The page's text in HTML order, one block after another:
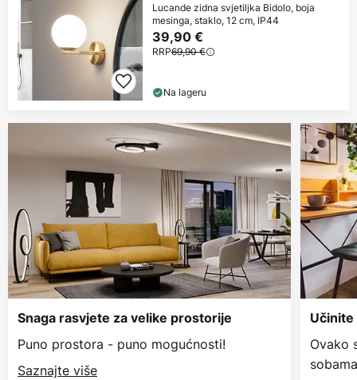
Lucande zidna svjetiljka Bidolo, boja
mesinga, staklo, 12 cm, IP44
39,90 €
RRP69,90 €
Na lageru
Snaga rasvjete za velike prostorije
Puno prostora - puno mogućnosti!
Saznajte više
Učinite
Ovako